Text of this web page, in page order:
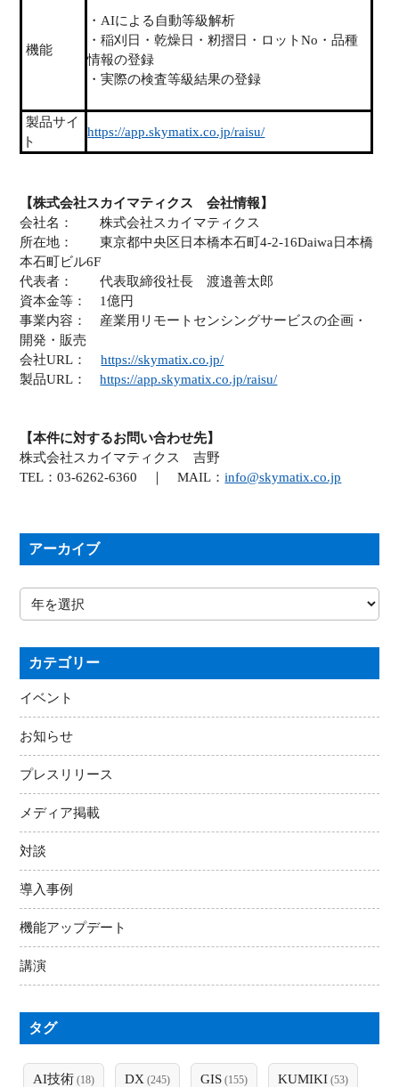
機能
・AIによる自動等級解析
・稲刈日・乾燥日・籾摺日・ロットNo・品種
情報の登録
・実際の検査等級結果の登録
製品サイ
ト
https://app.skymatix.co.jp/raisu/
【株式会社スカイマティクス 会社情報】
会社名： 株式会社スカイマティクス
所在地：東京都中央区日本橋本石町4-2-16Daiwa日本橋
本石町ビル6F
代表者：代表取締役社長 渡邉善太郎
資本金等： 1億円
事業内容： 産業用リモートセンシングサービスの企画・
開発・販売
会社URL：https://skymatix.co.jp/
製品URL：https://app.skymatix.co.jp/raisu/
【本件に対するお問い合わせ先】
株式会社スカイマティクス 吉野
TEL：03-6262-6360 ｜ MAIL：info@skymatix.co.jp
アーカイブ
カテゴリー
イベント
お知らせ
プレスリリース
メディア掲載
対談
導入事例
機能アップデート
講演
タグ
AI技術 (18) DX (245) GIS (155) KUMIKI (53)